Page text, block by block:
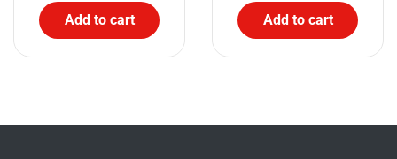
Add to cart Add to cart